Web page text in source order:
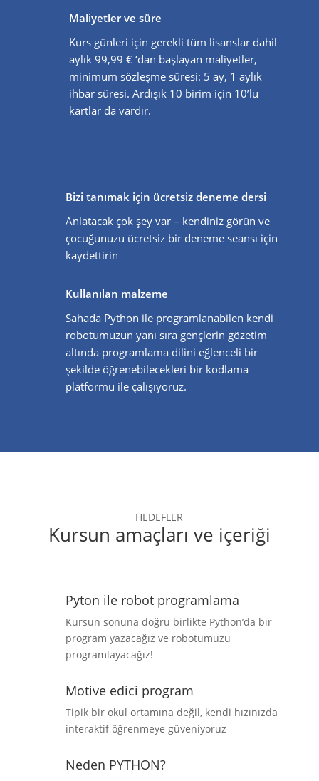
Maliyetler ve süre
Kurs günleri için gerekli tüm lisanslar dahil
aylık 99,99 € ‘dan başlayan maliyetler,
minimum sözleşme süresi: 5 ay, 1 aylık
ihbar süresi. Ardışık 10 birim için 10’lu
kartlar da vardır.
Bizi tanımak için ücretsiz deneme dersi
Anlatacak çok şey var – kendiniz görün ve
çocuğunuzu ücretsiz bir deneme seansı için
kaydettirin
Kullanılan malzeme
Sahada Python ile programlanabilen kendi
robotumuzun yanı sıra gençlerin gözetim
altında programlama dilini eğlenceli bir
şekilde öğrenebilecekleri bir kodlama
platformu ile çalışıyoruz.
HEDEFLER
Kursun amaçları ve içeriği
Pyton ile robot programlama
Kursun sonuna doğru birlikte Python’da bir
program yazacağız ve robotumuzu
programlayacağız!
Motive edici program
Tipik bir okul ortamına değil, kendi hızınızda
interaktif öğrenmeye güveniyoruz
Neden PYTHON?